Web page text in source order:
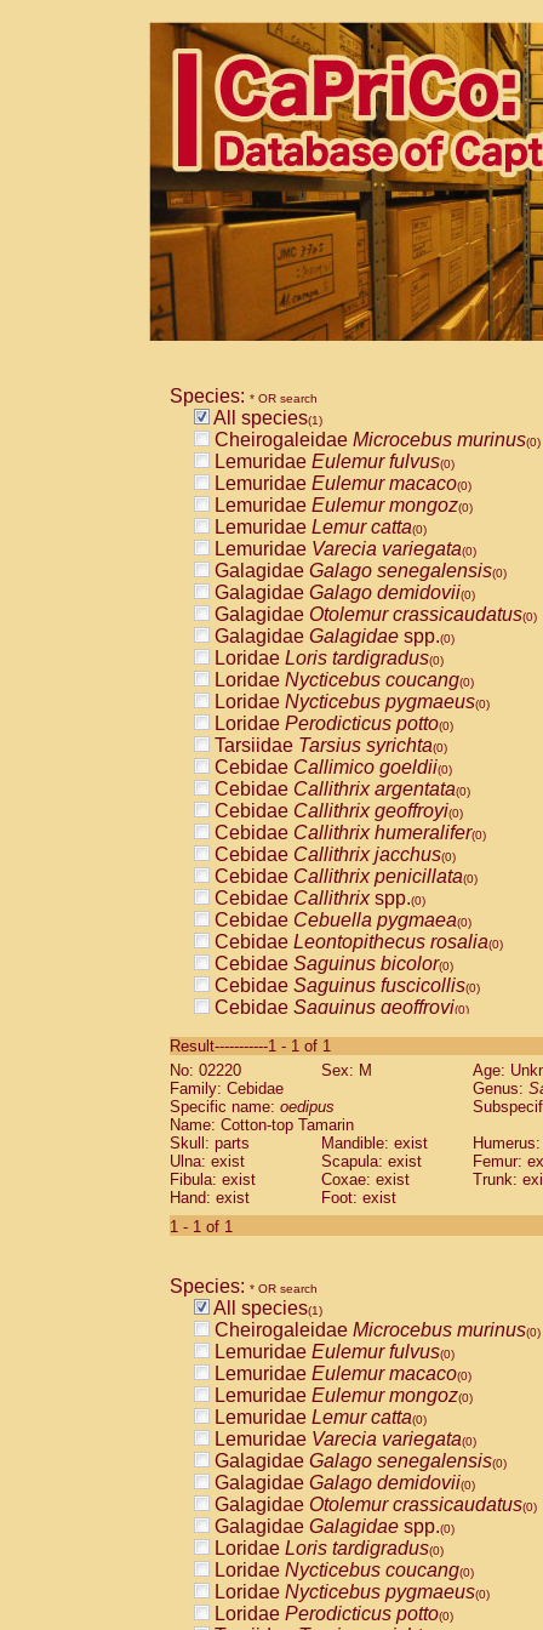
Species: * OR search
All species(1)
Cheirogaleidae Microcebus murinus(0)
Lemuridae Eulemur fulvus(0)
Lemuridae Eulemur macaco(0)
Lemuridae Eulemur mongoz(0)
Lemuridae Lemur catta(0)
Lemuridae Varecia variegata(0)
Galagidae Galago senegalensis(0)
Galagidae Galago demidovii(0)
Galagidae Otolemur crassicaudatus(0)
Galagidae Galagidae spp.(0)
Loridae Loris tardigradus(0)
Loridae Nycticebus coucang(0)
Loridae Nycticebus pygmaeus(0)
Loridae Perodicticus potto(0)
Tarsiidae Tarsius syrichta(0)
Cebidae Callimico goeldii(0)
Cebidae Callithrix argentata(0)
Cebidae Callithrix geoffroyi(0)
Cebidae Callithrix humeralifer(0)
Cebidae Callithrix jacchus(0)
Cebidae Callithrix penicillata(0)
Cebidae Callithrixspp.(0)
Cebidae Cebuella pygmaea(0)
Cebidae Leontopithecus rosalia(0)
Cebidae Saguinus bicolor(0)
Cebidae Saguinus fuscicollis(0)
Cebidae Saguinus geoffroyi(0)
CebidaeSaguinus labiatus(0)
Cebidae Saguinus leucopus (0)
Cebidae
CebidaeSaguinus mystax
Cebidae Saguinus nigricollis (0)
Cebidae Saguinus oedipus
Cebidae Saguinus weddelli
Cebidae Saguinusspp.
Cebidae
CebidaeCebus capucinus
CebidaeCebus nigrivittatus
CebidaeCebus spp.(0)
CebidaeSaimiri boliviensis(0)
CebidaeSaimiri sciureus(0)
AtelidaeAlouatta caraya(0)
AtelidaeAlouatta fusca(0)
AtelidaeAlouatta seniculus(0)
AtelidaeAlouattaspp.(0)
AtelidaeAteles belzebuth(0)
AtelidaeAteles geoffroyi(0)
AtelidaeAteles paniscus(0)
AtelidaeAtelesspp.(0)
AtelidaeLagothrix lagothricha(0)
AtelidaeLagothrix lagothricha cana
PitheciidaeCacajao calvus
Result-----------1 - 1 of 1
No: 02220
Sex: M
Age:
Family: Cebidae
Genus:
Specific name: oedipus
Name: Cotton-top Tamarin
Skull: parts
Mandible: exist
Ulna: exist
Scapula: exist
Femur:
Fibula: exist
Coxae: exist
Trunk:
Hand: exist
Foot: exist
1 - 1 of 1
Species: * OR search
All species(1)
Cheirogaleidae Microcebus murinus(0)
Lemuridae Eulemur fulvus(0)
Lemuridae Eulemur macaco(0)
Lemuridae Eulemur mongoz(0)
Lemuridae Lemur catta(0)
Lemuridae Varecia variegata(0)
Galagidae Galago senegalensis(0)
Galagidae Galago demidovii(0)
Galagidae Otolemur crassicaudatus(0)
Galagidae Galagidae spp.(0)
Loridae Loris tardigradus(0)
Loridae Nycticebus coucang(0)
Loridae Nycticebus pygmaeus(0)
Loridae Perodicticus potto(0)